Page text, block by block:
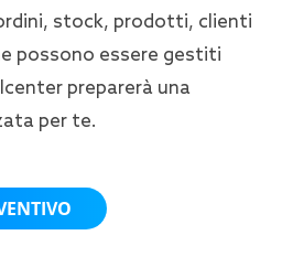
stock, prodotti, clienti
possono essere gestiti
preparerà una
per te.